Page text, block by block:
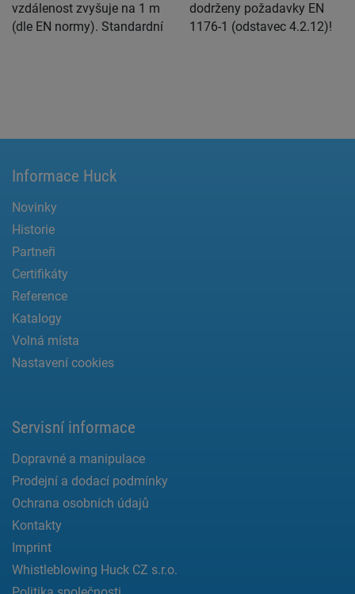
vzdálenost zvyšuje na 1 m
(dle EN normy). Standardní
dodrženy požadavky EN
1176-1 (odstavec 4.2.12)!
Informace Huck
Novinky
Historie
Partneři
Certifikáty
Reference
Katalogy
Volná místa
Nastavení cookies
Servisní informace
Dopravné a manipulace
Prodejní a dodací podmínky
Ochrana osobních údajů
Kontakty
Imprint
Whistleblowing Huck CZ s.r.o.